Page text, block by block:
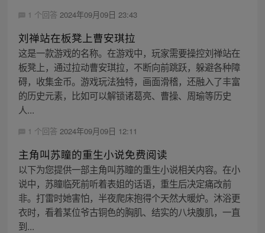
1 个回答 2024年09月09日 23:43
刘禅站在板凳上曹安琪拉
这是一款游戏的名称。在游戏中，玩家需要操控刘禅站在
板凳上，通过拉动曹安琪拉，不断向前跳跃，躲避各种障
碍，收集金币。游戏玩法独特，画面滑稽，还融入了丰富
的历史元素，比如可以解锁诸葛亮、曹操、周瑜等历史
人...
1 个回答 2024年09月09日 12:11
主角叫苏瞳的重生小说免费阅读
以下为您提供一部主角叫苏瞳的重生小说相关内容。在小
说中，苏瞳临死前听着表姐的话语，重生后决定痛改前
非。打雷时她害怕，半夜爬床抱得个天然大暖炉。沐浴更
衣时，看着某位爷古铜色的胸肌、结实的八块腹肌，一直
到...